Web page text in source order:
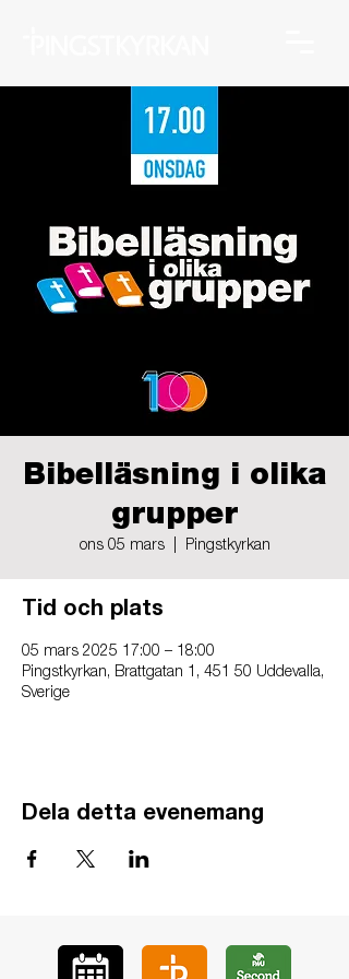
Bibelläsning i olika
grupper
ons 05 mars
  |
Pingstkyrkan
Tid och plats
05 mars 2025 17:00 – 18:00
Pingstkyrkan, Brattgatan 1, 451 50 Uddevalla,
Sverige
Dela detta evenemang